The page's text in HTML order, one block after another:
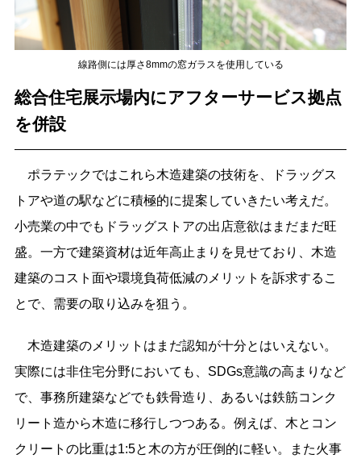
線路側には厚さ8mmの窓ガラスを使用している
総合住宅展示場内にアフターサービス拠点
を併設
ポラテックではこれら木造建築の技術を、ドラッグス
トアや道の駅などに積極的に提案していきたい考えだ。
小売業の中でもドラッグストアの出店意欲はまだまだ旺
盛。一方で建築資材は近年高止まりを見せており、木造
建築のコスト面や環境負荷低減のメリットを訴求するこ
とで、需要の取り込みを狙う。
木造建築のメリットはまだ認知が十分とはいえない。
実際には非住宅分野においても、SDGs意識の高まりなど
で、事務所建築などでも鉄骨造り、あるいは鉄筋コンク
リート造から木造に移行しつつある。例えば、木とコン
クリートの比重は1:5と木の方が圧倒的に軽い。また火事